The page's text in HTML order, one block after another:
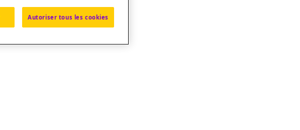
Autoriser tous les cookies